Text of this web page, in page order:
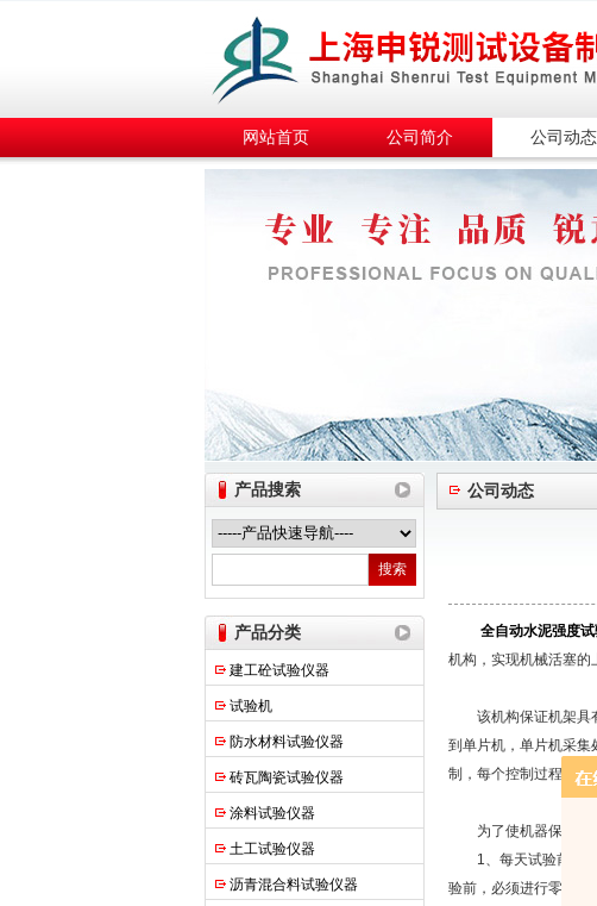
上海申锐测试设备制造有限公司
网站首页 公司简介 公司动态
产品搜索
产品分类
建工砼试验仪器
试验机
防水材料试验仪器
砖瓦陶瓷试验仪器
涂料试验仪器
土工试验仪器
沥青混合料试验仪器
公司动态
全自动水泥强度
机构，实现机械活塞的
该机构保证机架具有
到单片机，单片机采集
制，每个控制过程时间
为了使机器保持较高
1、每天试验前，先
验前，必须进行零点调